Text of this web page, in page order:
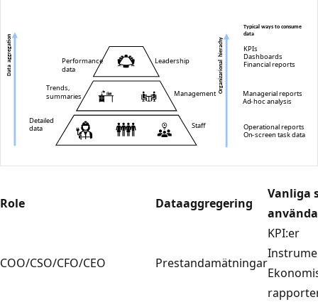
Role Dataaggregering
Vanliga
COO/CSO/CFO/CEO Prestandamätningar
KPI:er